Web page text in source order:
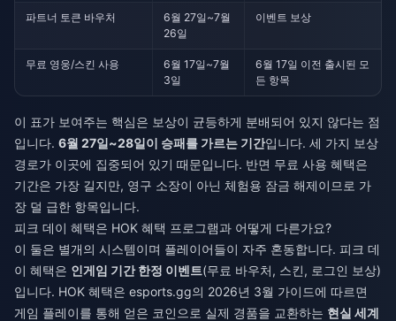
파트너 토큰 바우처
6월 27일~7월
26일
이벤트 보상
무료 영웅/스킨 사용
6월 17일~7월
3일
6월 17일 이전 출시된 모
든 항목
이 표가 보여주는 핵심은 보상이 균등하게 분배되어 있지 않다는 점
입니다. 6월 27일~28일이 승패를 가르는 기간입니다. 세 가지 보상
경로가 이곳에 집중되어 있기 때문입니다. 반면 무료 사용 혜택은
기간은 가장 길지만, 영구 소장이 아닌 체험용 잠금 해제이므로 가
장 덜 급한 항목입니다.
피크 데이 혜택은 HOK 혜택 프로그램과 어떻게 다른가요?
이 둘은 별개의 시스템이며 플레이어들이 자주 혼동합니다. 피크 데
이 혜택은 인게임 기간 한정 이벤트(무료 바우처, 스킨, 로그인 보상)
입니다. HOK 혜택은 esports.gg의 2026년 3월 가이드에 따르면
게임 플레이를 통해 얻은 코인으로 실제 경품을 교환하는 현실 세계